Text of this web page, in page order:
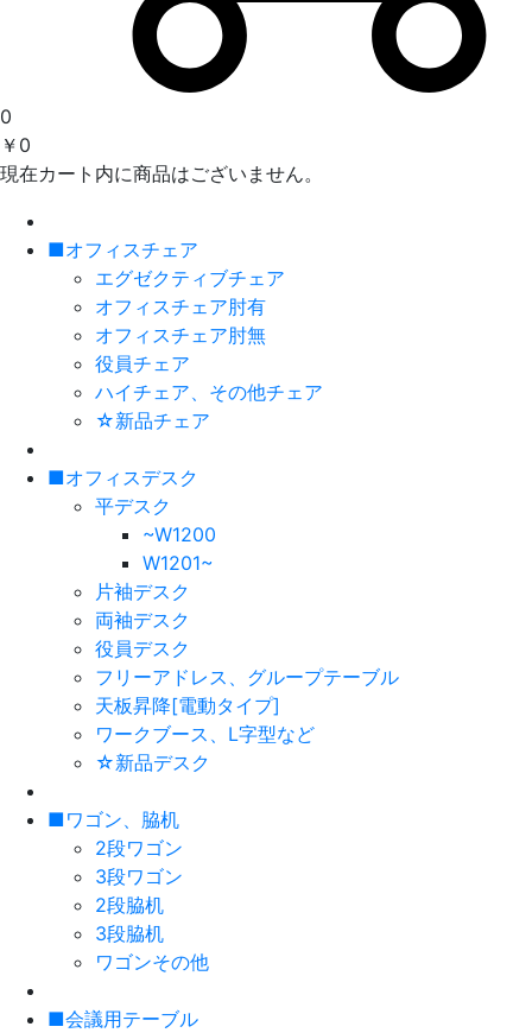
0
￥0
現在カート内に商品はございません。
■オフィスチェア
エグゼクティブチェア
オフィスチェア肘有
オフィスチェア肘無
役員チェア
ハイチェア、その他チェア
☆新品チェア
■オフィスデスク
平デスク
~W1200
W1201~
片袖デスク
両袖デスク
役員デスク
フリーアドレス、グループテーブル
天板昇降[電動タイプ]
ワークブース、L字型など
☆新品デスク
■ワゴン、脇机
2段ワゴン
3段ワゴン
2段脇机
3段脇机
ワゴンその他
■会議用テーブル